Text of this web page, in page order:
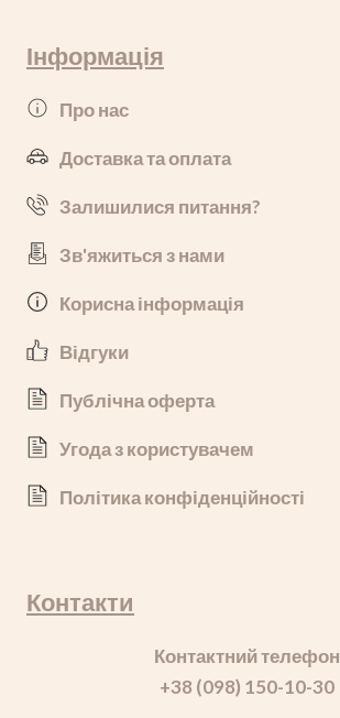
Інформація
Про нас
Доставка та оплата
Залишилися питання?
Зв'яжиться з нами
Корисна інформація
Відгуки
Публічна оферта
Угода з користувачем
Політика конфіденційності
Контакти
Контактний телефон
+38 (098) 150-10-30